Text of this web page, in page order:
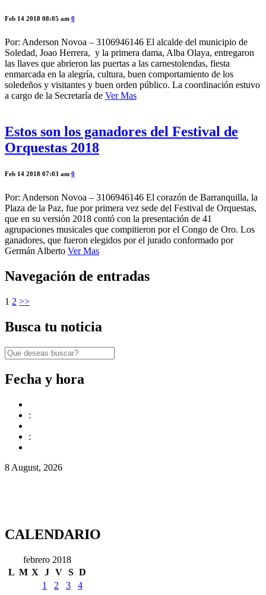
Feb 14 2018 08:05 am 0
Por: Anderson Novoa – 3106946146 El alcalde del municipio de
Soledad, Joao Herrera, y la primera dama, Alba Olaya, entregaron
las llaves que abrieron las puertas a las carnestolendas, fiesta
enmarcada en la alegría, cultura, buen comportamiento de los
soledeños y visitantes y buen orden público. La coordinación estuvo
a cargo de la Secretaría de Ver Mas
Estos son los ganadores del Festival de
Orquestas 2018
Feb 14 2018 07:03 am 0
Por: Anderson Novoa – 3106946146 El corazón de Barranquilla, la
Plaza de la Paz, fue por primera vez sede del Festival de Orquestas,
que en su versión 2018 contó con la presentación de 41
agrupaciones musicales que compitieron por el Congo de Oro. Los
ganadores, que fueron elegidos por el jurado conformado por
Germán Alberto Ver Mas
Navegación de entradas
1 2 >>
Busca tu noticia
Fecha y hora
:
:
8 August, 2026
CALENDARIO
febrero 2018
L M X J V S D
1
2 3
4